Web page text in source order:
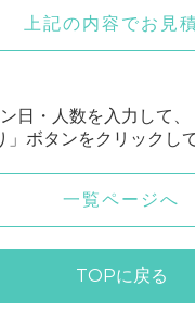
上記の内容でお見
日・人数を入力して
」ボタンをクリックし
一覧ページへ
TOPに戻る